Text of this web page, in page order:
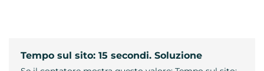
Tempo sul sito: 15 secondi. Soluzione